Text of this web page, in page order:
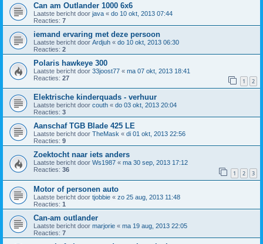
Can am Outlander 1000 6x6
Laatste bericht door java « do 10 okt, 2013 07:44
Reacties: 7
iemand ervaring met deze persoon
Laatste bericht door Ardjuh « do 10 okt, 2013 06:30
Reacties: 2
Polaris hawkeye 300
Laatste bericht door 33joost77 « ma 07 okt, 2013 18:41
Reacties: 27 1 2
Elektrische kinderquads - verhuur
Laatste bericht door couth « do 03 okt, 2013 20:04
Reacties: 3
Aanschaf TGB Blade 425 LE
Laatste bericht door TheMask « di 01 okt, 2013 22:56
Reacties: 9
Zoektocht naar iets anders
Laatste bericht door Ws1987 « ma 30 sep, 2013 17:12
Reacties: 36 1 2 3
Motor of personen auto
Laatste bericht door tjobbie « zo 25 aug, 2013 11:48
Reacties: 1
Can-am outlander
Laatste bericht door marjorie « ma 19 aug, 2013 22:05
Reacties: 7